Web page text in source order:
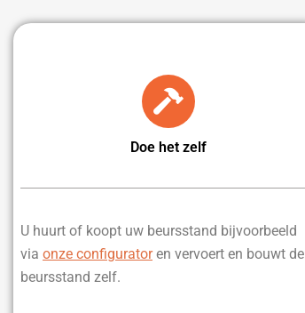
Doe het zelf
U huurt of koopt uw beursstand bijvoorbeeld
via onze configuratoren vervoert en bouwt de
beursstand zelf.